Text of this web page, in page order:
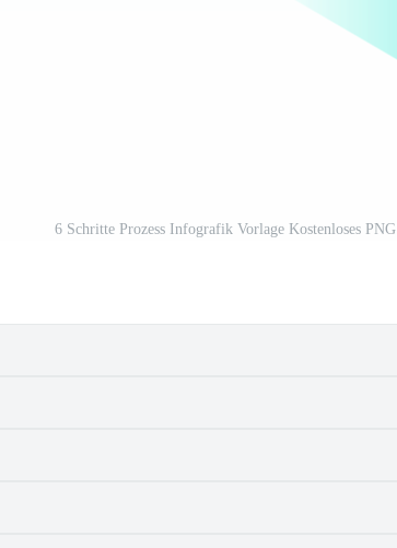
6 Schritte Prozess Infografik Vorlage Kostenloses PNG